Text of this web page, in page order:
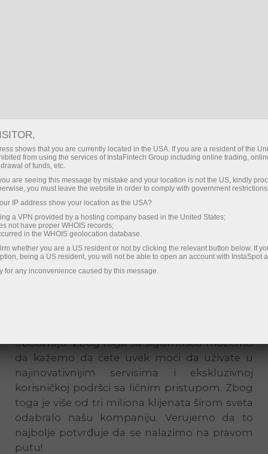
obećavaju. Zbog toga sa sigurnošću možemo
da kažemo da ćete uvek moći da uživate u
najinovativnijim servisima i ekskluzivnoj
korisničkoj podršci sa ličnim pristupom. Zbog
toga je više od tri miliona klijenata širom sveta
odabralo našu kompaniju. Verujemo da to
najbolje potvrđuje da se nalazimo na pravom
putu!
shows that you are currently located in the USA. If you are a resident of the
from using the services of InstaFintech Group including online trading,
of funds, etc.
are seeing this message by mistake and your location is not the US, kindly
you must leave the website in order to comply with government
IP address show your location as the USA?
a VPN provided by a hosting company based in the United States;
not have proper WHOIS records;
in the WHOIS geolocation database.
whether you are a US resident or not by clicking the relevant button below. If
being a US resident, you will not be able to open an account with InstaSpot
for any inconvenience caused by this message.